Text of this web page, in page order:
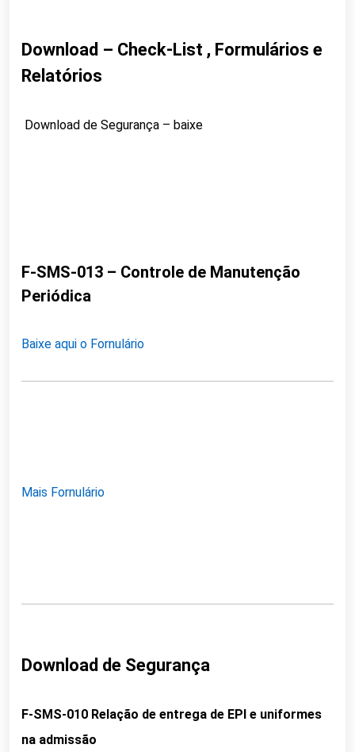
Download – Check-List , Formulários e
Relatórios
Download de Segurança – baixe
F-SMS-013 – Controle de Manutenção
Periódica
Baixe aqui o Fornulário
Mais Fornulário
Download de Segurança
F-SMS-010 Relação de entrega de EPI e uniformes
na admissão